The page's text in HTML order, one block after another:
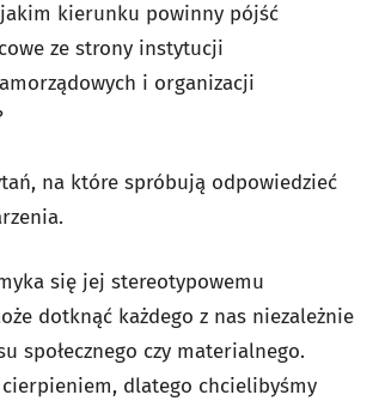
kierunku powinny pójść
ze strony instytucji
i organizacji
na które spróbują odpowiedzieć
się jej stereotypowemu
dotknąć każdego z nas niezależnie
społecznego czy materialnego.
dlatego chcielibyśmy